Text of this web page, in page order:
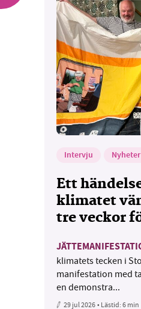
Intervju Nyheter
Ett
klimatet
tre veckor
klimatets tecken i
manifestation med
en demonstra...
29 jul 2026• Lästid:6 min